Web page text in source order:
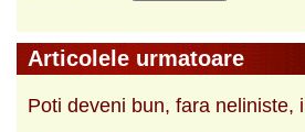
Articolele urmatoare
Poti deveni bun, fara neliniste,